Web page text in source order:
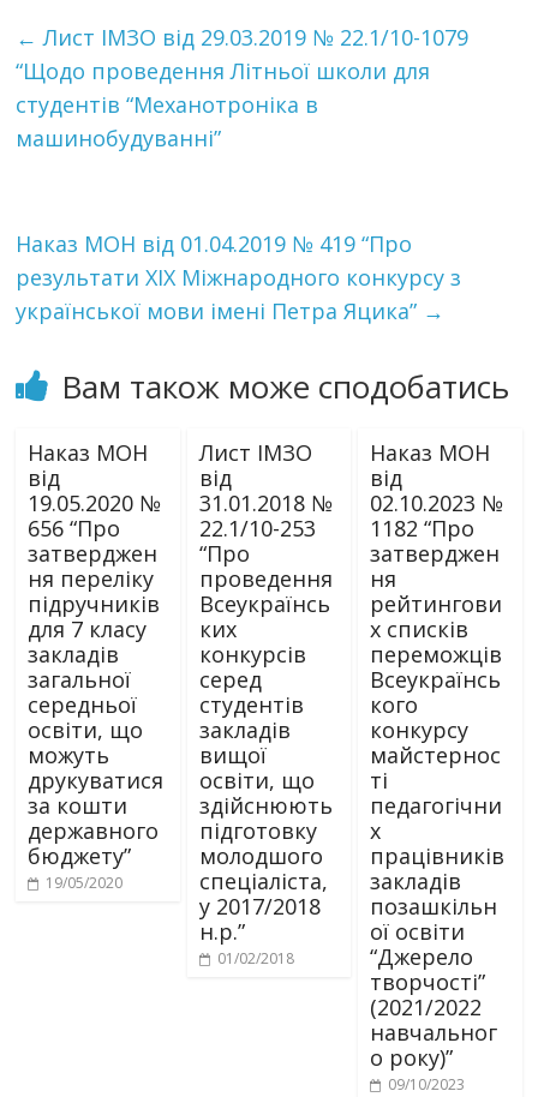
← Лист ІМЗО від 29.03.2019 № 22.1/10-1079
“Щодо проведення Літньої школи для
студентів “Механотроніка в
машинобудуванні”
Наказ МОН від 01.04.2019 № 419 “Про
результати ХІХ Міжнародного конкурсу з
української мови імені Петра Яцика” →
Вам також може сподобатись
Наказ МОН
від
19.05.2020 №
656 “Про
затверджен
ня переліку
підручників
для 7 класу
закладів
загальної
середньої
освіти, що
можуть
друкуватися
за кошти
державного
бюджету”
19/05/2020
Лист ІМЗО
від
31.01.2018 №
22.1/10-253
“Про
проведення
Всеукраїнсь
ких
конкурсів
серед
студентів
закладів
вищої
освіти, що
здійснюють
підготовку
молодшого
спеціаліста,
у 2017/2018
н.р.”
01/02/2018
Наказ МОН
від
02.10.2023 №
1182 “Про
затверджен
ня
рейтингови
х списків
переможців
Всеукраїнсь
кого
конкурсу
майстернос
ті
педагогічни
х
працівників
закладів
позашкільн
ої освіти
“Джерело
творчості”
(2021/2022
навчальног
о року)”
09/10/2023